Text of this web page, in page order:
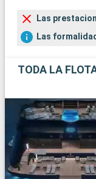
Las
Las
TODA LA